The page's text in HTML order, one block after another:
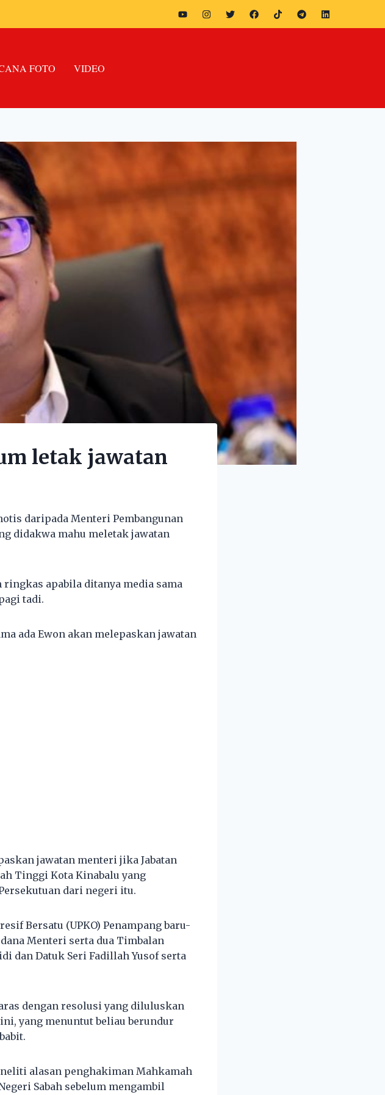
FOTO VIDEO
letak jawatan
daripada Menteri Pembangunan
didakwa mahu meletak jawatan
ringkas apabila ditanya media sama
tadi.
ada Ewon akan melepaskan jawatan
jawatan menteri jika Jabatan
Tinggi Kota Kinabalu yang
dari negeri itu.
Bersatu (UPKO) Penampang baru-
Menteri serta dua Timbalan
dan Datuk Seri Fadillah Yusof serta
dengan resolusi yang diluluskan
yang menuntut beliau berundur
alasan penghakiman Mahkamah
Sabah sebelum mengambil